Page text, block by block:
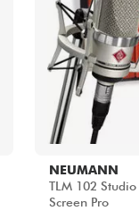
NEUMANN
TLM 102
Screen Pro